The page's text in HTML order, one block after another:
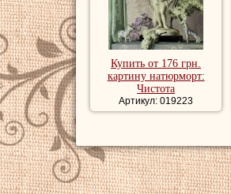
Купить от 176 грн.
картину натюрморт:
Чистота
Артикул: 019223